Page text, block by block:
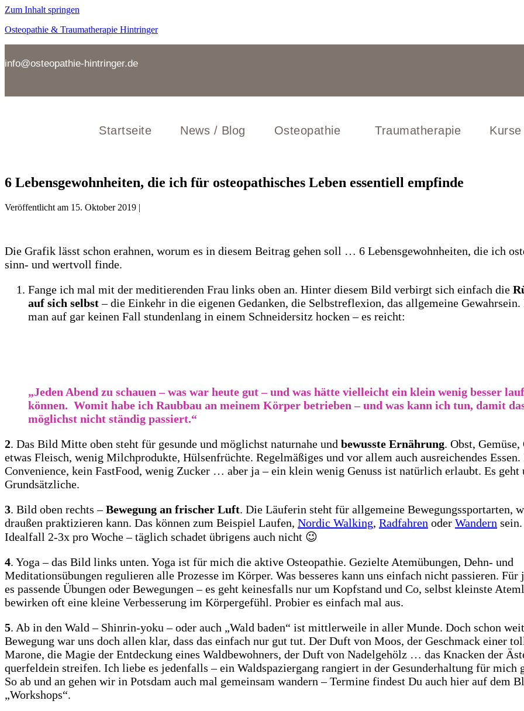
Zum Inhalt springen
Osteopathie & Traumatherapie Hintringer
info@osteopathie-hintringer.de
Startseite News / Blog Osteopathie Traumatherapie Kurse
6 Lebensgewohnheiten, die ich für osteopathisches Leben essentiell empfinde
Veröffentlicht am 15. Oktober 2019 |
Die Grafik lässt schon erahnen, worum es in diesem Beitrag gehen soll … 6 Lebensgewohnheiten, die ich
sinn- und wertvoll finde.
Fange ich mal mit der meditierenden Frau links oben an. Hinter diesem Bild verbirgt sich einfach die
auf sich selbst– die Einkehr in die eigenen Gedanken, die Selbstreflexion, das allgemeine Gewahrsein.
man auf gar keinen Fall stundenlang in einem Schneidersitz hocken – es reicht:
„Jeden Abend zu schauen – was war heute gut – und was hätte vielleicht ein klein wenig besser
können. Womit habe ich Raubbau an meinem Körper betrieben – und was kann ich tun, damit
möglichst nicht ständig passiert.“
2. Das Bild Mitte oben steht für gesunde und möglichst naturnahe und bewusste Ernährung. Obst, Gemüse,
etwas Fleisch, wenig Milchprodukte, Hülsenfrüchte. Regelmäßiges und vor allem auch ausreichendes Essen.
Convenience, kein FastFood, wenig Zucker … aber ja – ein klein wenig Genuss ist natürlich erlaubt. Es geht
Grundsätzliche.
3. Bild oben rechts –Bewegung an frischer Luft. Die Läuferin steht für allgemeine Bewegungssportarten,
draußen praktizieren kann. Das können zum Beispiel Laufen, Nordic Walking, Radfahren oder Wandern
Idealfall 2-3x pro Woche – täglich schadet übrigens auch nicht 😉
4. Yoga – das Bild links unten. Yoga ist für mich die aktive Osteopathie. Gezielte Atemübungen, Dehn- und
Meditationsübungen regulieren alle Prozesse im Körper. Was besseres kann uns einfach nicht passieren. Für
es passende Übungen oder Bewegungen – es geht keinesfalls nur um Kopfstand und Co, selbst kleinste
bewirken oft eine kleine Verbesserung im Körpergefühl. Probier es einfach mal aus.
5. Ab in den Wald – Shinrin-yoku – oder auch „Wald baden“ ist mittlerweile in aller Munde. Doch schon
Bewegung war uns doch allen klar, dass das einfach nur gut tut. Der Duft von Moos, der Geschmack einer
Marone, die Magie der Entdeckung eines Waldbewohners, der Duft von Nadelgehölz … das Knacken der
querfeldein streifen. Ich liebe es jedenfalls – ein Waldspaziergang rangiert in der Gesunderhaltung für mich
So ab und an gehen wir in Potsdam auch mal gemeinsam wandern – Termine findest Du auch hier auf dem
„Workshops“.